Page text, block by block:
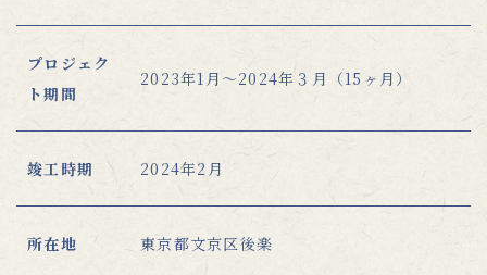
プロジェク
ト期間
2023年1月〜2024年３月（15ヶ月）
竣工時期 2024年2月
所在地 東京都文京区後楽